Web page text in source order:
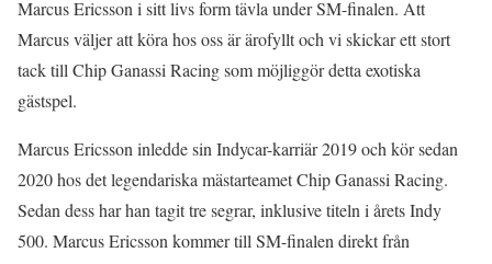
Marcus Ericsson i sitt livs form tävla under SM-finalen. Att
Marcus väljer att köra hos oss är ärofyllt och vi skickar ett stort
tack till Chip Ganassi Racing som möjliggör detta exotiska
gästspel.
Marcus Ericsson inledde sin Indycar-karriär 2019 och kör sedan
2020 hos det legendariska mästarteamet Chip Ganassi Racing.
Sedan dess har han tagit tre segrar, inklusive titeln i årets Indy
500. Marcus Ericsson kommer till SM-finalen direkt från